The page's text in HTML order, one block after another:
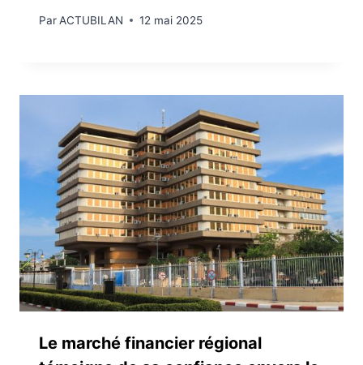
ParACTUBILAN 12 mai 2025
Le marché financier régional